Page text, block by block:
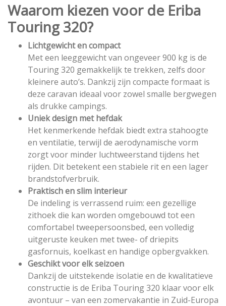
Waarom kiezen voor de Eriba
Touring 320?
Lichtgewicht en compact
Met een leeggewicht van ongeveer 900 kg is de
Touring 320 gemakkelijk te trekken, zelfs door
kleinere auto’s. Dankzij zijn compacte formaat is
deze caravan ideaal voor zowel smalle bergwegen
als drukke campings.
Uniek design met hefdak
Het kenmerkende hefdak biedt extra stahoogte
en ventilatie, terwijl de aerodynamische vorm
zorgt voor minder luchtweerstand tijdens het
rijden. Dit betekent een stabiele rit en een lager
brandstofverbruik.
Praktisch en slim interieur
De indeling is verrassend ruim: een gezellige
zithoek die kan worden omgebouwd tot een
comfortabel tweepersoonsbed, een volledig
uitgeruste keuken met twee- of driepits
gasfornuis, koelkast en handige opbergvakken.
Geschikt voor elk seizoen
Dankzij de uitstekende isolatie en de kwalitatieve
constructie is de Eriba Touring 320 klaar voor elk
avontuur – van een zomervakantie in Zuid-Europa